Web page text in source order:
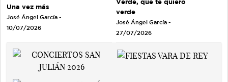
Una vez más
José Ángel García -
10/07/2026
Verde, que te quiero
verde
José Ángel García -
27/07/2026